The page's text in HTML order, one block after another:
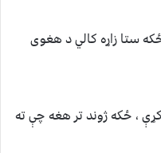
ځکه ستا زاړه کالي د هغوی
، ځکه ژوند تر هغه چې ته